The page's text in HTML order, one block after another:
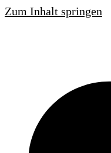
Zum Inhalt springen